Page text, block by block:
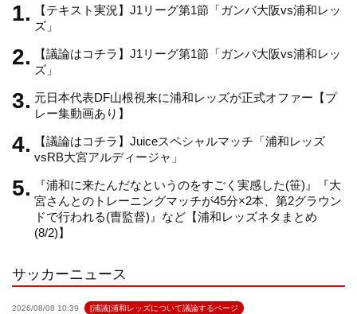
m h
a
n
e
【テキスト実況】J1リーグ第1節「ガンバ大阪vs浦和レッ
ズ」
【議論はコチラ】J1リーグ第1節「ガンバ大阪vs浦和レッ
ズ」
元日本代表DF山根視来に浦和レッズが正式オファー【プ
レー集動画あり】
【議論はコチラ】Juiceスペシャルマッチ「浦和レッズ
vsRB大宮アルディージャ」
『浦和に来たんだなというのをすごく実感した(笹)』『大
宮さんとのトレーニングマッチが45分×2本、第2グラウン
ドで行われる(曺監督)』など【浦和レッズネタまとめ
(8/2)】
サッカーニュース
2026/08/08 10:39 [浦議]浦和レッズについて議論するページ